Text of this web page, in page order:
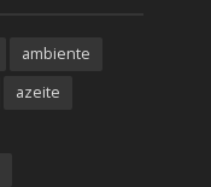
ambiente
azeite